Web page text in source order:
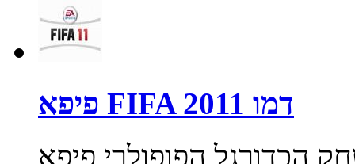
פיפא FIFA 2011 דמו